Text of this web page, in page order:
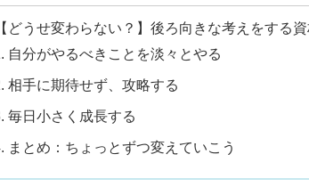
【どうせ変わらない？】後ろ向きな考えをする
自分がやるべきことを淡々とやる
相手に期待せず、攻略する
毎日小さく成長する
まとめ：ちょっとずつ変えていこう